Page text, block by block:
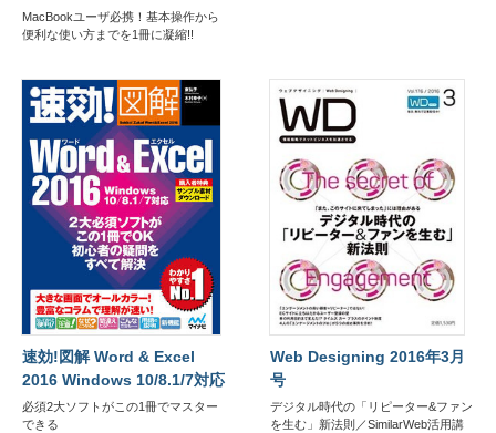
MacBookユーザ必携！基本操作から
便利な使い方までを1冊に凝縮!!
速効!図解 Word & Excel
2016 Windows 10/8.1/7対応
必須2大ソフトがこの1冊でマスター
できる
Web Designing 2016年3月
号
デジタル時代の「リピーター&ファン
を生む」新法則／SimilarWeb活用講